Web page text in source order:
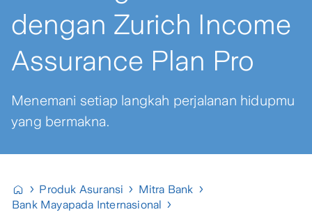
dengan Zurich Income
Assurance Plan Pro
Menemani setiap langkah perjalanan hidupmu
yang bermakna.
Produk Asuransi
Mitra Bank
Bank Mayapada Internasional